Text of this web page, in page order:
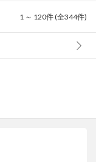
1 ～ 120件 (全344件)